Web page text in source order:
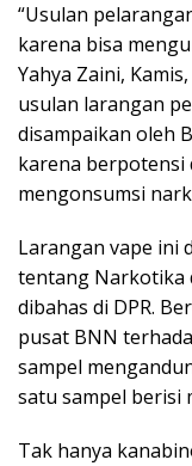
“Usulan
karena bisa
Yahya Zaini,
usulan larangan
disampaikan oleh
karena
mengonsumsi
Larangan vape ini
tentang Narkotika
dibahas di DPR.
pusat BNN
sampel
satu sampel berisi
Tak hanya